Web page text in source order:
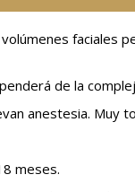
faciales
de la
anestesia. Muy
meses.